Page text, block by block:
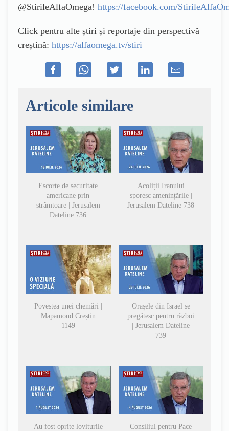
@StirileAlfaOmega! https://facebook.com/
Click pentru alte știri și reportaje din perspectivă
creștină: https://alfaomega.tv/stiri
Articole similare
Escorte de securitate
americane prin
strâmtoare | Jerusalem
Dateline 736
Acoliții Iranului
sporesc amenințările |
Jerusalem Dateline 738
Povestea unei chemări |
Mapamond Creștin
1149
Orașele din Israel se
pregătesc pentru război
| Jerusalem Dateline
739
Au fost oprite loviturile
Consiliul pentru Pace